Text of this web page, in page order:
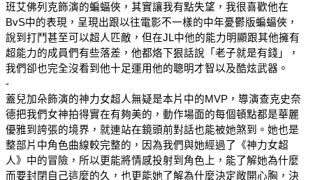
班艾佛列克飾演的蝙蝠俠，其實讓我有點失望，我很喜歡他在
BvS中的表現，呈現出跟以往電影不一樣的中年憂鬱版蝙蝠俠，
說到打鬥甚至可以超人匹敵，但在JL中他的能力明顯跟其他擁有
超能力的成員們有些落差，他都烙下狠話說「老子就是有錢」，
我們卻也完全沒看到他十足運用他的聰明才智以及酷炫武器。
-
蓋兒加朵飾演的神力女超人無疑是本片中的MVP，導演查克史奈
德把我們女神拍得實在有夠美的，動作場面的每個頓點都是華麗
優雅到誇張的境界，就連站在鏡頭前對話也能被她煞到。她也是
整部片中角色曲線較完整的，因為我們與她經過了《神力女超
人》中的冒險，所以更能將情感投射到角色上，能了解她為什麼
而要封閉自己這麼的久，也更能她了解為什麼決定敞開心胸，決